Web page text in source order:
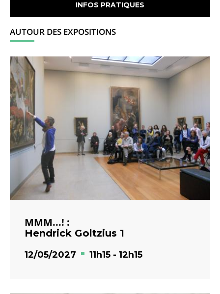
INFOS PRATIQUES
AUTOUR DES EXPOSITIONS
MMM...! :
Hendrick Goltzius 1
12/05/2027 11h15 - 12h15